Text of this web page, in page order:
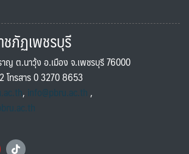
ภัฏเพชรบุรี
ญ ต.นาวุ้ง อ.เมือง จ.เพชรบุรี 76000
โทรสาร 0 3270 8653
, info@pbru.ac.th,